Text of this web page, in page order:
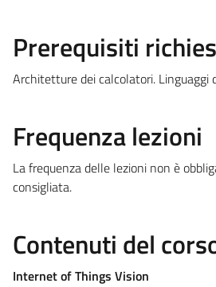
Prerequisiti
Architetture dei calcolatori. Linguaggi
Frequenza lezioni
La frequenza delle lezioni non è
consigliata.
Contenuti del
Internet of Things Vision